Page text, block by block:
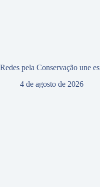
Redes pela Conservação une
4 de agosto de 2026